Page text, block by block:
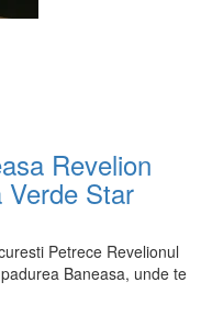
Revelion
Verde Star
Petrece Revelionul
Baneasa, unde te